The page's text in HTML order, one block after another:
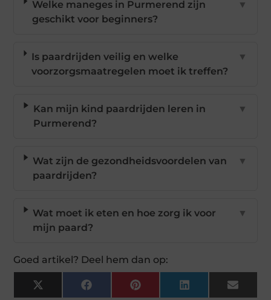
Welke maneges in Purmerend zijn
geschikt voor beginners?
▼
Is paardrijden veilig en welke
voorzorgsmaatregelen moet ik treffen?
▼
Kan mijn kind paardrijden leren in
Purmerend?
▼
Wat zijn de gezondheidsvoordelen van
paardrijden?
▼
Wat moet ik eten en hoe zorg ik voor
mijn paard?
▼
Goed artikel? Deel hem dan op:
X
FacebookPinterestLinkedIn Email